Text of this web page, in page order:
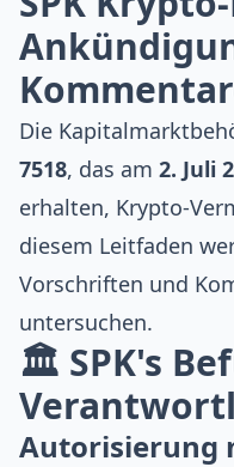
Die
7518, das am 2. Juli
erhalten, Krypto-
diesem Leitfaden
Vorschriften und
untersuchen.
🏛️ SPK's
Autorisierung